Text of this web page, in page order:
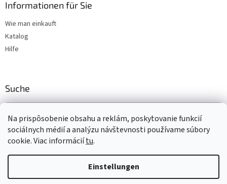
Na prispôsobenie obsahu a reklám, poskytovanie funkcií
sociálnych médií a analýzu návštevnosti používame súbory
cookie. Viac informáciítu.
Einstellungen
Informationen für Sie
Wie man einkauft
Katalog
Hilfe
Suche
SUCHEN